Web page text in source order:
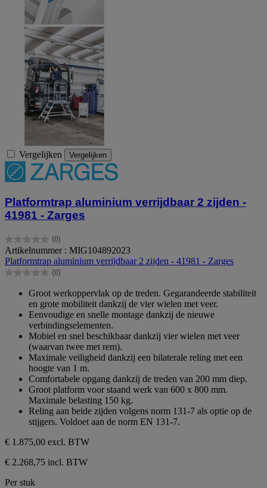
Vergelijken Vergelijken
Platformtrap aluminium verrijdbaar 2 zijden -
41981 - Zarges
(0)
0.0
van
de
5
Artikelnummer : MIG104892023
Platformtrap aluminium verrijdbaar 2 zijden - 41981 - Zarges
(0)
0.0
sterren.
Groot werkoppervlak op de treden. Gegarandeerde stabiliteit
en grote mobiliteit dankzij de vier wielen met veer.
Eenvoudige en snelle montage dankzij de nieuwe
verbindingselementen.
Mobiel en snel beschikbaar dankzij vier wielen met veer
(waarvan twee met rem).
Maximale veiligheid dankzij een bilaterale reling met een
hoogte van 1 m.
Comfortabele opgang dankzij de treden van 200 mm diep.
Groot platform voor staand werk van 600 x 800 mm.
Maximale belasting 150 kg.
Reling aan beide zijden volgens norm 131-7 als optie op de
stijgers. Voldoet aan de norm EN 131-7.
€ 1.875,00 excl. BTW
€ 2.268,75 incl. BTW
Per stuk